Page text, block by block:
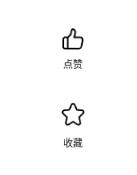
点赞
收藏